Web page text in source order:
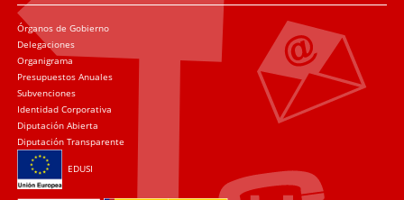
Órganos de Gobierno
Delegaciones
Organigrama
Presupuestos Anuales
Subvenciones
Identidad Corporativa
Diputación Abierta
Diputación Transparente
EDUSI